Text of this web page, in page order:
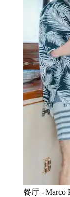
餐厅 - Marco